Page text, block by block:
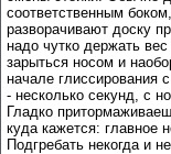
соответственным
разворачивают доску
надо чутко держать
зарыться носом и
начале глиссирования
- несколько секунд, с
Гладко
куда кажется: главное
Подгребать некогда и